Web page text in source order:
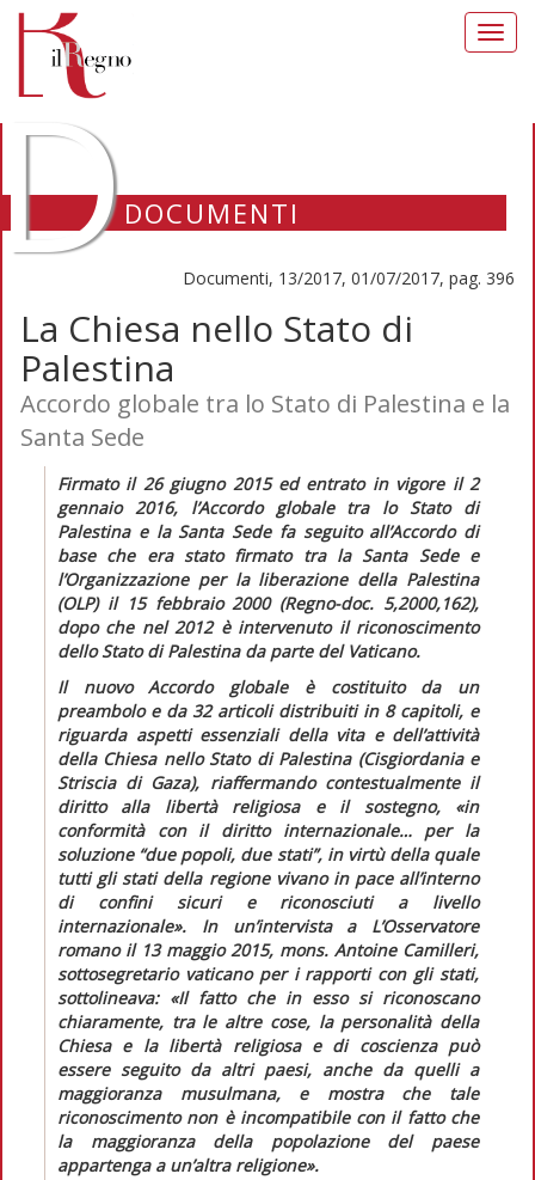
DOCUMENTI
Documenti, 13/2017, 01/07/2017, pag. 396
La Chiesa nello Stato di
Palestina
Accordo globale tra lo Stato di Palestina e la
Santa Sede
Firmato il 26 giugno 2015 ed entrato in vigore il 2
gennaio 2016, l’Accordo globale tra lo Stato di
Palestina e la Santa Sede fa seguito all’Accordo di
baseche era stato firmato tra la Santa Sede e
l’Organizzazione per la liberazione della Palestina
(OLP) il 15 febbraio 2000 (Regno-doc. 5,2000,162),
dopo che nel 2012 è intervenuto il riconoscimento
dello Stato di Palestina da parte del Vaticano.
Il nuovoAccordo globaleè costituito da un
preambolo e da 32 articoli distribuiti in 8 capitoli, e
riguarda aspetti essenziali della vita e dell’attività
della Chiesa nello Stato di Palestina (Cisgiordania e
Striscia di Gaza), riaffermando contestualmente il
diritto alla libertà religiosa e il sostegno, «in
conformità con il diritto internazionale… per la
soluzione “due popoli, due stati”, in virtù della quale
tutti gli stati della regione vivano in pace all’interno
di confini sicuri e riconosciuti a livello
internazionale». In un’intervista a L’Osservatore
romano il 13 maggio 2015, mons. Antoine Camilleri,
sottosegretario vaticano per i rapporti con gli stati,
sottolineava: «Il fatto che in esso si riconoscano
chiaramente, tra le altre cose, la personalità della
Chiesa e la libertà religiosa e di coscienza può
essere seguito da altri paesi, anche da quelli a
maggioranza musulmana, e mostra che tale
riconoscimento non è incompatibile con il fatto che
la maggioranza della popolazione del paese
appartenga a un’altra religione».